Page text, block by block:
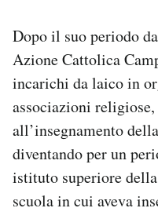
Dopo il suo periodo
Azione Cattolica
incarichi da laico in
associazioni
all’insegnamento
diventando per un
istituto superiore
scuola in cui aveva